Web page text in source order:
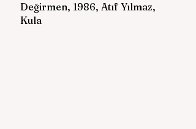
Değirmen, 1986, Atıf Yılmaz,
Kula